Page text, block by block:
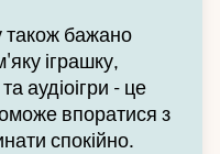
також бажано
іграшку,
аудіоігри - це
впоратися з
спокійно.